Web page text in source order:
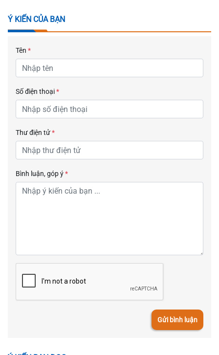
Ý KIẾN CỦA BẠN
Tên *
Số điện thoại*
Thư điện tử*
Bình luận, góp ý*
Gửi bình luận